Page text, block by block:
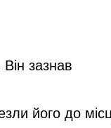
зазнав
його до